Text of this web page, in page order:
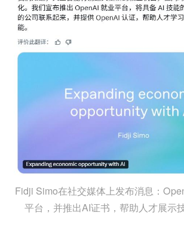
Fidji Simo在社交媒体上发布消息：
平台，并推出AI证书，帮助人才展示